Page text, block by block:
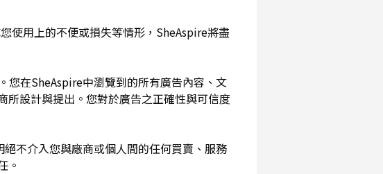
使用上的不便或損失等情形，SheAspire將盡
在SheAspire中瀏覽到的所有廣告內容、文
設計與提出。您對於廣告之正確性與可信度
不介入您與廠商或個人間的任何買賣、服務
。